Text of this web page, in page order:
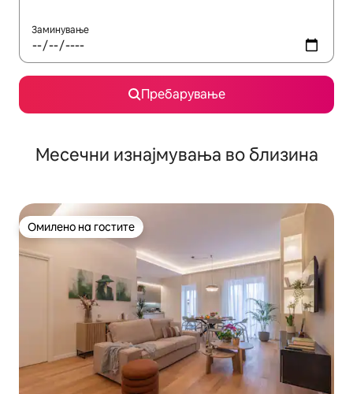
Заминување
Пребарување
Месечни изнајмувања во близина
Омилено на гостите
Омилено на гостите